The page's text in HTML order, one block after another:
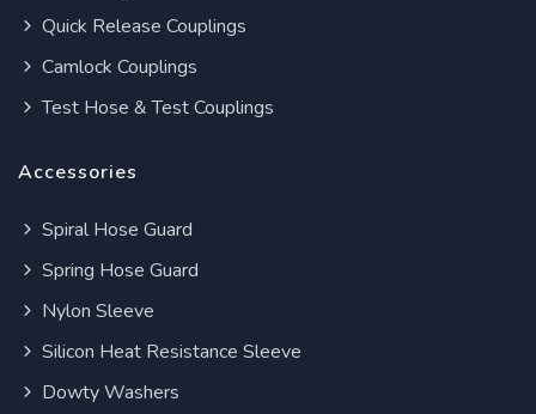
Quick Release Couplings
Camlock Couplings
Test Hose & Test Couplings
Accessories
Spiral Hose Guard
Spring Hose Guard
Nylon Sleeve
Silicon Heat Resistance Sleeve
Dowty Washers